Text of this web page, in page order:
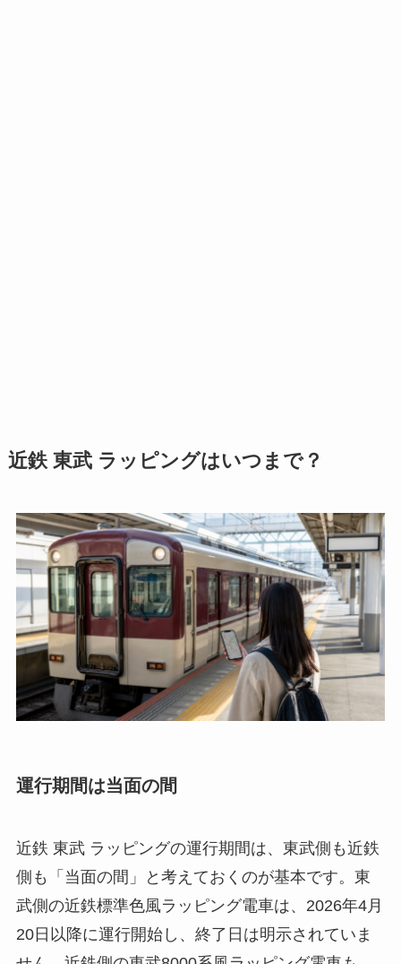
近鉄 東武 ラッピングはいつまで？
運行期間は当面の間
近鉄 東武 ラッピングの運行期間は、東武側も近鉄
側も「当面の間」と考えておくのが基本です。東
武側の近鉄標準色風ラッピング電車は、2026年4月
20日以降に運行開始し、終了日は明示されていま